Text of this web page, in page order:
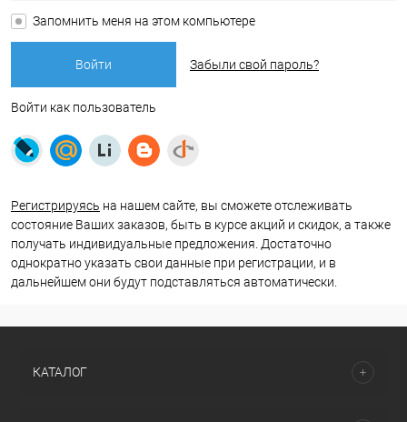
Запомнить меня на этом компьютере
Забыли свой пароль?
Войти как пользователь
Регистрируясь на нашем сайте, вы сможете отслеживать
состояние Ваших заказов, быть в курсе акций и скидок, а также
получать индивидуальные предложения. Достаточно
однократно указать свои данные при регистрации, и в
дальнейшем они будут подставляться автоматически.
КАТАЛОГ